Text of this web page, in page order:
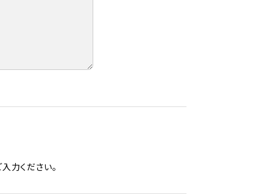
力ください。